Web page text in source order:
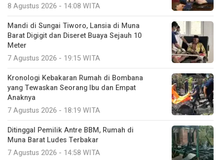
8 Agustus 2026 - 14:08 WITA
Mandi di Sungai Tiworo, Lansia di Muna
Barat Digigit dan Diseret Buaya Sejauh 10
Meter
7 Agustus 2026 - 19:15 WITA
Kronologi Kebakaran Rumah di Bombana
yang Tewaskan Seorang Ibu dan Empat
Anaknya
7 Agustus 2026 - 18:19 WITA
Ditinggal Pemilik Antre BBM, Rumah di
Muna Barat Ludes Terbakar
7 Agustus 2026 - 14:58 WITA